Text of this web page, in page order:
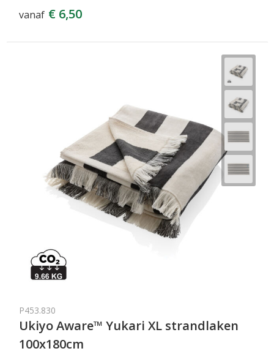
vanaf € 6,50
P453.830
Ukiyo Aware™ Yukari XL strandlaken
100x180cm